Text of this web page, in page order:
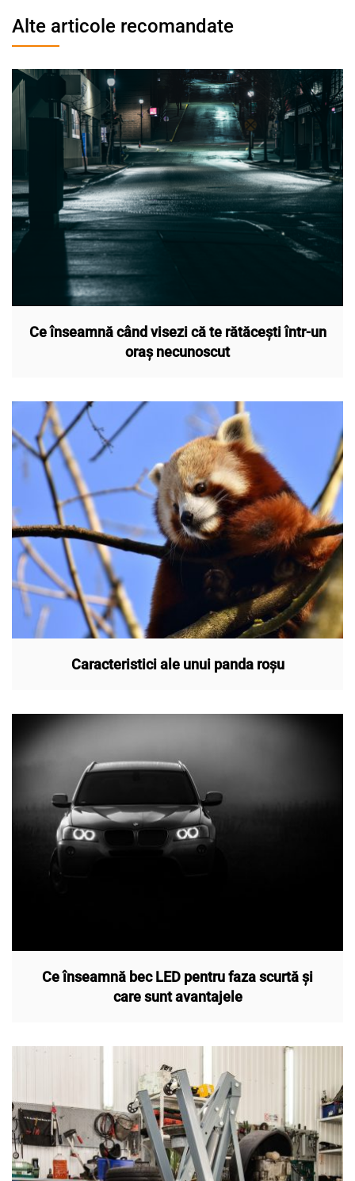
Alte articole recomandate
Ce înseamnă când visezi că te rătăcești într-un
oraș necunoscut
Caracteristici ale unui panda roșu
Ce înseamnă bec LED pentru faza scurtă și
care sunt avantajele